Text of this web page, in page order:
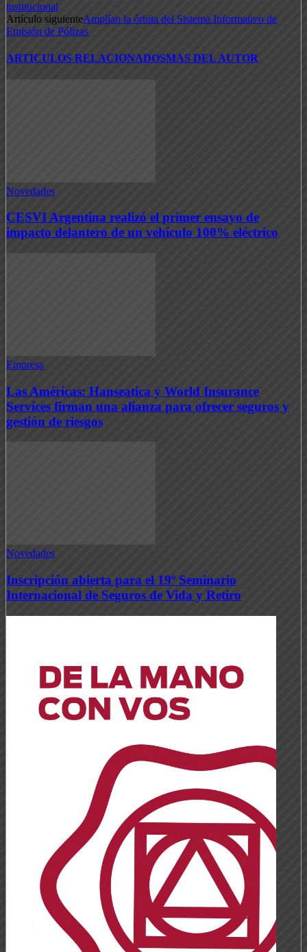
institucional
Artículo siguienteAmplían la órbita del Sistema Informativo de
Emisión de Pólizas
ARTICULOS RELACIONADOSMAS DEL AUTOR
Novedades
CESVI Argentina realizó el primer ensayo de
impacto delantero de un vehículo 100% eléctrico
Empresa
Las Américas: Hanseatica y World Insurance
Services firman una alianza para ofrecer seguros y
gestión de riesgos
Novedades
Inscripción abierta para el 19º Seminario
Internacional de Seguros de Vida y Retiro